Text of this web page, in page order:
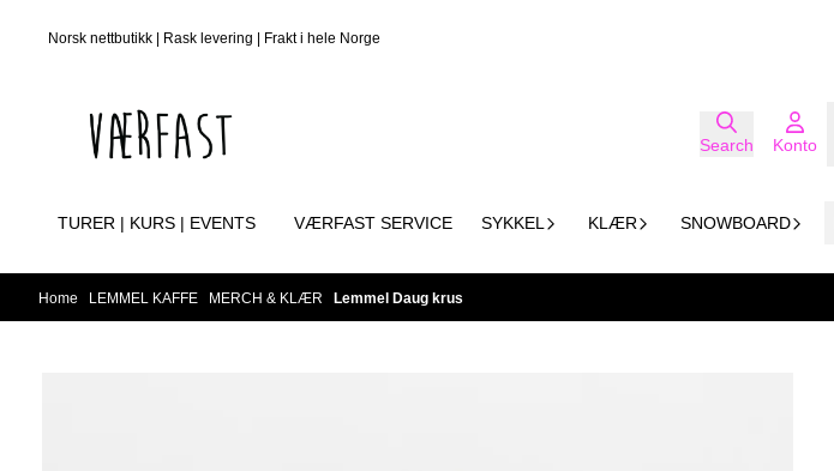
Norsk nettbutikk | Rask levering | Frakt i hele Norge
Search Konto
TURER | KURS | EVENTS VÆRFAST SERVICE SYKKEL KLÆR SNOWBOARD
Home LEMMEL KAFFE MERCH & KLÆR Lemmel Daug krus